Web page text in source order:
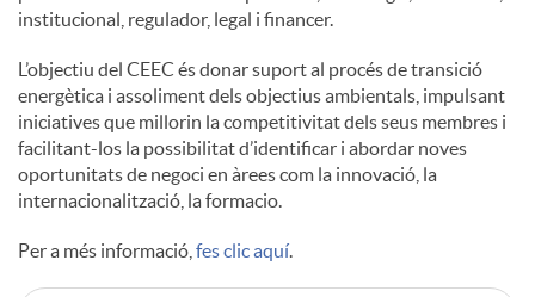
institucional, regulador, legal i financer.
L’objectiu del CEEC és donar suport al procés de transició
energètica i assoliment dels objectius ambientals, impulsant
iniciatives que millorin la competitivitat dels seus membres i
facilitant-los la possibilitat d’identificar i abordar noves
oportunitats de negoci en àrees com la innovació, la
internacionalització, la formacio.
Per a més informació, fes clic aquí.